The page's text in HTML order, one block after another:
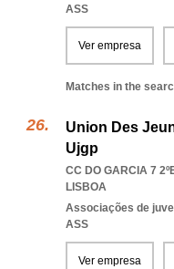
ASS
Ver empresa
Matches in the
Union Des
Ujgp
CC DO GARCIA 7
LISBOA
Associações de
ASS
Ver empresa